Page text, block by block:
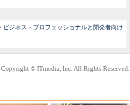
ジネス・プロフェッショナルと開発者向け
Copyright © ITmedia, Inc. All Rights Reserved.